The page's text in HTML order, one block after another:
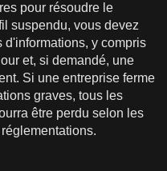
pour résoudre le
suspendu, vous devez
d'informations, y compris
et, si demandé, une
Si une entreprise ferme
graves, tous les
être perdu selon les